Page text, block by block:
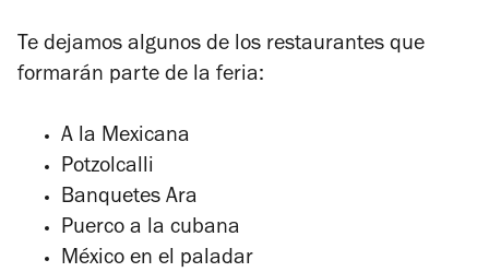
Te dejamos algunos de los restaurantes que
formarán parte de la feria:
A la Mexicana
Potzolcalli
Banquetes Ara
Puerco a la cubana
México en el paladar